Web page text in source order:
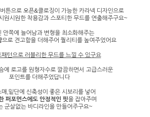
튼으로 오픈&클로징이 가능한 카라넥 디자인으로
원시원한 착용감과 스포티한 무드를 연출해주구요~
안쪽에 늘어남과 변형을 최소화해주는
으로 견고함을 더해주어 퀄리티를 높여주었어요
패턴으로 러블리한 무드를 느낄 수 있구요
에 로고를 원형자수로 깔끔하면서 고급스러운
포인트를 더해주었답니다
,밑단에 신축성이 좋은 시보리를 넣어
퍼포먼스에도 안정적인 핏을 잡아주며
군살없는 바디라인을 만들어주구요~